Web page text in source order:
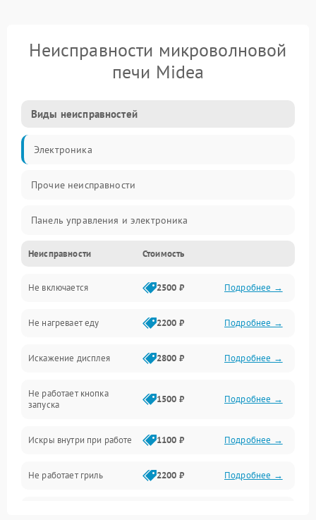
Неисправности микроволновой
печи Midea
Виды неисправностей
Электроника
Прочие неисправности
Панель управления и электроника
Дверца и корпус
Механика и внутренние элементы
Механические повреждения
Питание и запуск
Нагрев и приготовление
Программное обеспечение
Неисправности Стоимость
Не включается 2500 ₽ Подробнее →
Не нагревает еду 2200 ₽ Подробнее →
Искажение дисплея 2800 ₽ Подробнее →
Не работает кнопка
запуска
1500 ₽ Подробнее →
Искры внутри при работе 1100 ₽ Подробнее →
Не работает гриль 2200 ₽ Подробнее →